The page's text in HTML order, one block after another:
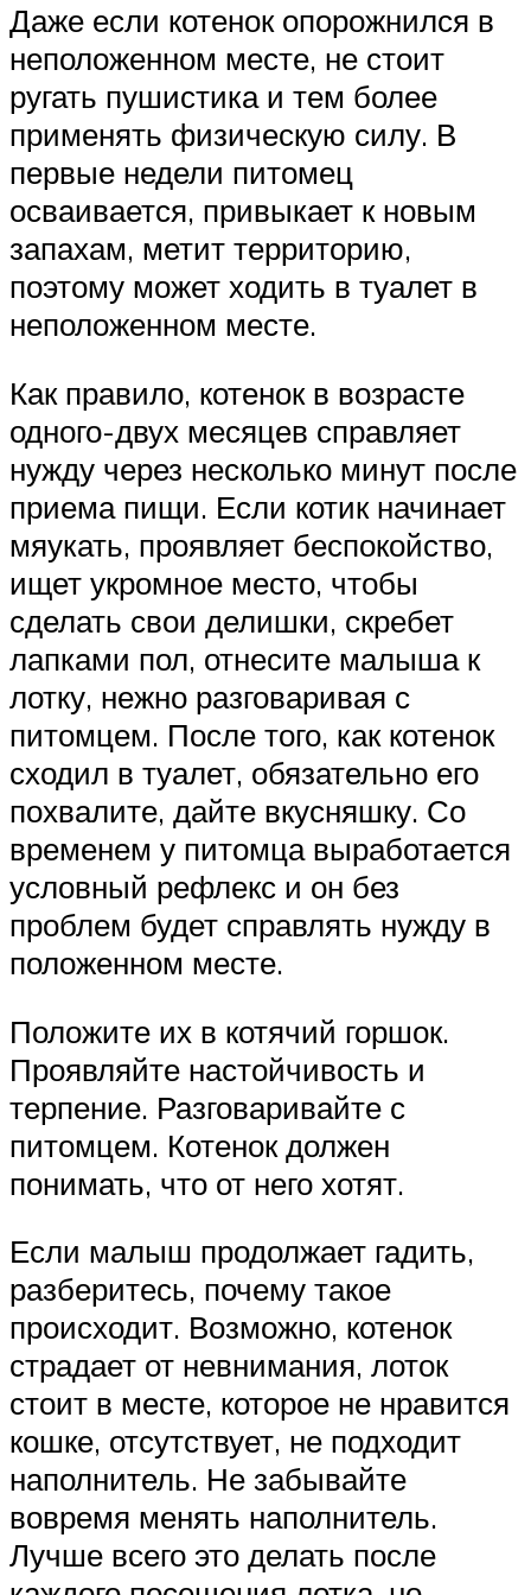
Даже если котенок опорожнился в
неположенном месте, не стоит
ругать пушистика и тем более
применять физическую силу. В
первые недели питомец
осваивается, привыкает к новым
запахам, метит территорию,
поэтому может ходить в туалет в
неположенном месте.
Как правило, котенок в возрасте
одного-двух месяцев справляет
нужду через несколько минут после
приема пищи. Если котик начинает
мяукать, проявляет беспокойство,
ищет укромное место, чтобы
сделать свои делишки, скребет
лапками пол, отнесите малыша к
лотку, нежно разговаривая с
питомцем. После того, как котенок
сходил в туалет, обязательно его
похвалите, дайте вкусняшку. Со
временем у питомца выработается
условный рефлекс и он без
проблем будет справлять нужду в
положенном месте.
Положите их в котячий горшок.
Проявляйте настойчивость и
терпение. Разговаривайте с
питомцем. Котенок должен
понимать, что от него хотят.
Если малыш продолжает гадить,
разберитесь, почему такое
происходит. Возможно, котенок
страдает от невнимания, лоток
стоит в месте, которое не нравится
кошке, отсутствует, не подходит
наполнитель. Не забывайте
вовремя менять наполнитель.
Лучше всего это делать после